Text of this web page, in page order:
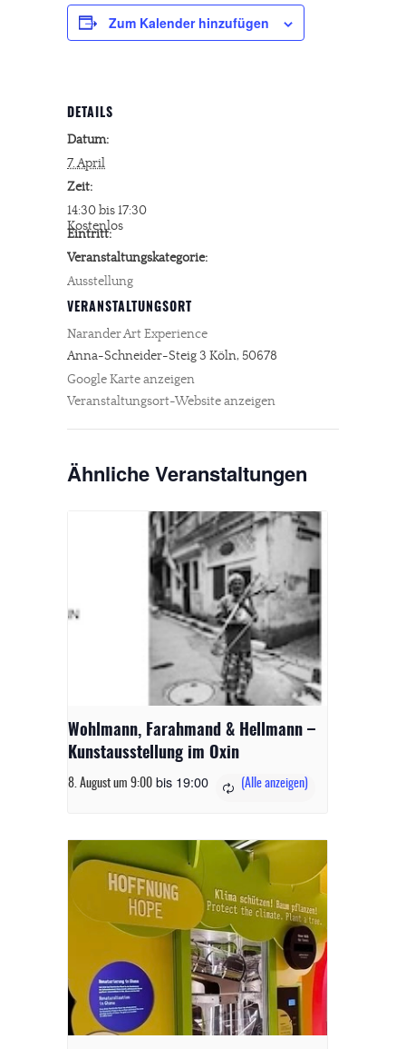
Zum Kalender hinzufügen
DETAILS
Datum:
7. April
Zeit:
14:30 bis 17:30
Eintritt:
Kostenlos
Veranstaltungskategorie:
Ausstellung
VERANSTALTUNGSORT
Narander Art Experience
Anna-Schneider-Steig 3 Köln, 50678
Google Karte anzeigen
Veranstaltungsort-Website anzeigen
Ähnliche Veranstaltungen
Wohlmann, Farahmand & Hellmann –
Kunstausstellung im Oxin
8. August um 9:00 bis 19:00